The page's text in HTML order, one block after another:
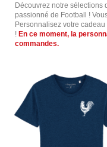
Découvrez notre sélections
passionné de Football !
Personnalisez votre
! En ce moment, la
commandes.